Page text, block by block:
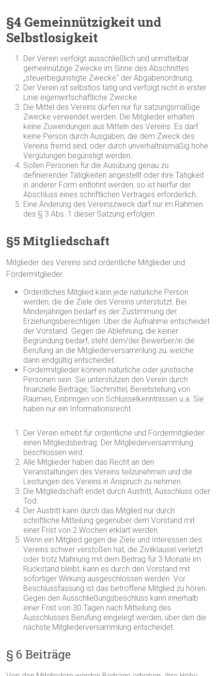
§4 Gemeinnützigkeit und
Selbstlosigkeit
Der Verein verfolgt ausschließlich und unmittelbar
gemeinnützige Zwecke im Sinne des Abschnittes
„steuerbegünstigte Zwecke“ der Abgabenordnung.
Der Verein ist selbstlos tätig und verfolgt nicht in erster
Linie eigenwirtschaftliche Zwecke.
Die Mittel des Vereins dürfen nur für satzungsmäßige
Zwecke verwendet werden. Die Mitglieder erhalten
keine Zuwendungen aus Mitteln des Vereins. Es darf
keine Person durch Ausgaben, die dem Zweck des
Vereins fremd sind, oder durch unverhältnismäßig hohe
Vergütungen begünstigt werden.
Sollen Personen für die Ausübung genau zu
definierender Tätigkeiten angestellt oder ihre Tätigkeit
in anderer Form entlohnt werden, so ist hierfür der
Abschluss eines schriftlichen Vertrages erforderlich.
Eine Änderung des Vereinszweck darf nur im Rahmen
des § 3 Abs. 1 dieser Satzung erfolgen.
§5 Mitgliedschaft
Mitglieder des Vereins sind ordentliche Mitglieder und
Fördermitglieder.
Ordentliches Mitglied kann jede natürliche Person
werden, die die Ziele des Vereins unterstützt. Bei
Minderjährigen bedarf es der Zustimmung der
Erziehungsberechtigen. Über die Aufnahme entscheidet
der Vorstand. Gegen die Ablehnung, die keiner
Begründung bedarf, steht dem/der Bewerber/in die
Berufung an die Mitgliederversammlung zu, welche
dann endgültig entscheidet.
Fördermitglieder können natürliche oder juristische
Personen sein. Sie unterstützen den Verein durch
finanzielle Beiträge; Sachmittel, Bereitstellung von
Räumen, Einbringen von Schlüsselkenntnissen u.a. Sie
haben nur ein Informationsrecht.
Der Verein erhebt für ordentliche und Fördermitglieder
einen Mitgliedsbeitrag. Der Mitgliederversammlung
beschlossen wird.
Alle Mitglieder haben das Recht an den
Veranstaltungen des Vereins teilzunehmen und die
Leistungen des Vereins in Anspruch zu nehmen.
Die Mitgliedschaft endet durch Austritt, Ausschluss oder
Tod.
Der Austritt kann durch das Mitglied nur durch
schriftliche Mitteilung gegenüber dem Vorstand mit
einer Frist von 2 Wochen erklärt werden.
Wenn ein Mitglied gegen die Ziele und Interessen des
Vereins schwer verstoßen hat, die Zivilklausel verletzt
oder trotz Mahnung mit dem Beitrag für 3 Monate im
Rückstand bleibt, kann es durch den Vorstand mit
sofortiger Wirkung ausgeschlossen werden. Vor
Beschlussfassung ist das betroffene Mitglied zu hören.
Gegen den Ausschließungsbeschluss kann innerhalb
einer Frist von 30 Tagen nach Mitteilung des
Ausschlusses Berufung eingelegt werden, über den die
nächste Mitgliederversammlung entscheidet.
§ 6 Beiträge